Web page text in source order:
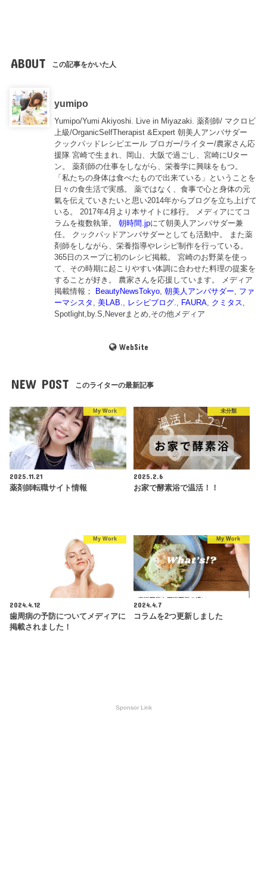
ABOUT この記事をかいた人
yumipo
Yumipo/Yumi Akiyoshi. Live in Miyazaki. 薬剤師/ マクロビ
上級/OrganicSelfTherapist &Expert 朝美人アンバサダー
クックパッドレシピエール ブロガー/ライター/農家さん応
援隊 宮崎で生まれ、岡山、大阪で過ごし、宮崎にUター
ン。 薬剤師の仕事をしながら、栄養学に興味をもつ。
「私たちの身体は食べたもので出来ている」ということを
日々の食生活で実感。 薬ではなく、食事で心と身体の元
氣を伝えていきたいと思い2014年からブログを立ち上げて
いる。 2017年4月より本サイトに移行。 メディアにてコ
ラムを複数執筆。朝時間.jpにて朝美人アンバサダー兼
任。 クックパッドアンバサダーとしても活動中。 また薬
剤師をしながら、栄養指導やレシピ制作を行っている。
365日のスープに初のレシピ掲載。 宮崎のお野菜を使っ
て、その時期に起こりやすい体調に合わせた料理の提案を
することが好き。 農家さんを応援しています。 メディア
掲載情報；
BeautyNewsTokyo,朝美人アンバサダー, ファ
ーマシスタ ,美LAB., レシピブログ., FAURA, クミタス,
Spotlight,by.S,Neverまとめ,その他メディア
WebSite
NEW POST このライターの最新記事
My Work
2025.11.21
薬剤師転職サイト情報
未分類
2025.2.6
お家で酵素浴で温活！！
My Work
2024.4.12
歯周病の予防についてメディアに
掲載されました！
My Work
2024.4.7
コラムを2つ更新しました
Sponsor Link